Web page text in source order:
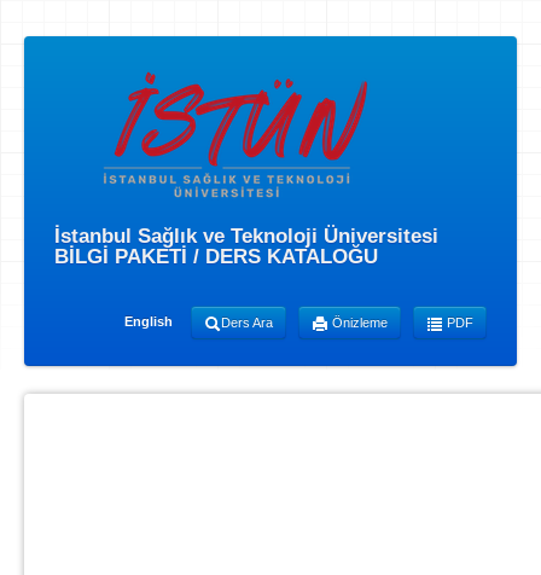
İstanbul Sağlık ve Teknoloji Üniversitesi
BİLGİ PAKETİ / DERS KATALOĞU
English Ders Ara Önizleme PDF